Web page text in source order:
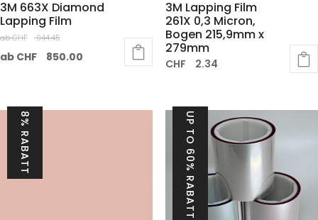
3M 663X Diamond
Lapping Film
abCHF 944.45
ab CHF 850.00
3M Lapping Film
261X 0,3 Micron,
Bogen 215,9mm x
279mm
CHF 2.34
8% RABATT UP TO 60% RABATT